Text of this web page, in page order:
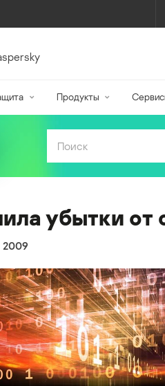
Продукты
убытки от